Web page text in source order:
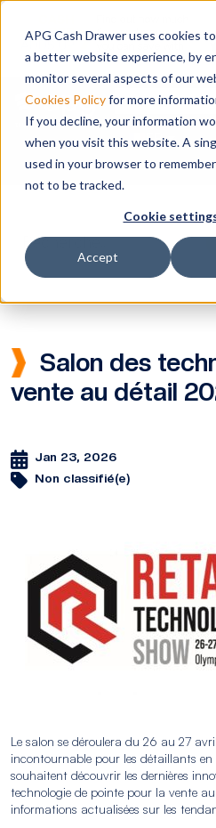
APG Cash Drawer uses cookies
a better website experience, by
monitor several aspects of our
Cookies Policyfor more
If you decline, your information
when you visit this website. A
used in your browser to
not to be tracked.
Cookie
Accept
FR
Salon des
vente au détail
Jan 23, 2026
Non classifié(e)
Le salon se déroulera du 26 au 27
incontournable pour les détaillants en
souhaitent découvrir les dernières
technologie de pointe pour la vente
informations actualisées sur les